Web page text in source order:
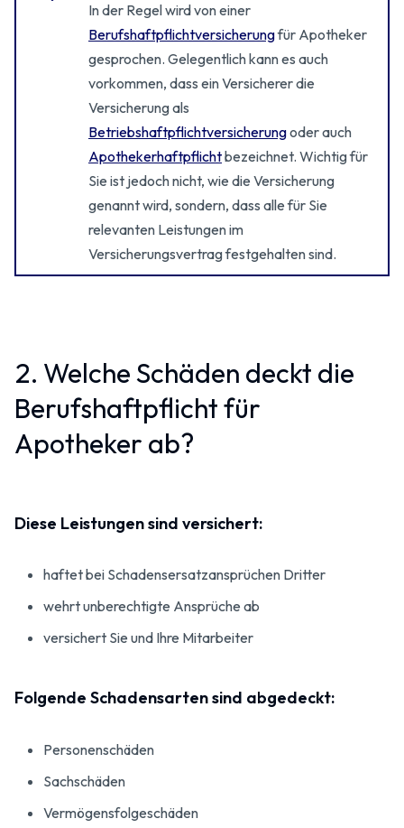
In der Regel wird von einer
Berufshaftpflichtversicherungfür Apotheker
gesprochen. Gelegentlich kann es auch
vorkommen, dass ein Versicherer die
Versicherung als
Betriebshaftpflichtversicherungoder auch
Apothekerhaftpflichtbezeichnet. Wichtig für
Sie ist jedoch nicht, wie die Versicherung
genannt wird, sondern, dass alle für Sie
relevanten Leistungen im
Versicherungsvertrag festgehalten sind.
2. Welche Schäden deckt die
Berufshaftpflicht für
Apotheker ab?
Diese Leistungen sind versichert:
haftet bei Schadensersatzansprüchen Dritter
wehrt unberechtigte Ansprüche ab
versichert Sie und Ihre Mitarbeiter
Folgende Schadensarten sind abgedeckt:
Personenschäden
Sachschäden
Vermögensfolgeschäden